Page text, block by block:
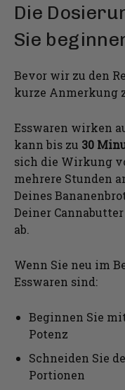
Die
Sie
Bevor wir zu den
kurze Anmerkung
Esswaren wirken
kann bis zu 30
sich die Wirkung
mehrere Stunden
Deines
Deiner
ab.
Wenn Sie neu im
Esswaren sind:
Beginnen Sie
Potenz
Schneiden Sie
Portionen